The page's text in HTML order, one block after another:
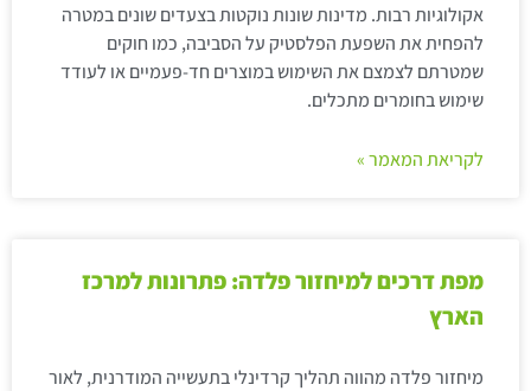
אקולוגיות רבות. מדינות שונות נוקטות בצעדים שונים במטרה
להפחית את השפעת הפלסטיק על הסביבה, כמו חוקים
שמטרתם לצמצם את השימוש במוצרים חד-פעמיים או לעודד
שימוש בחומרים מתכלים.
לקריאת המאמר »
מפת דרכים למיחזור פלדה: פתרונות למרכז
הארץ
מיחזור פלדה מהווה תהליך קרדינלי בתעשייה המודרנית, לאור